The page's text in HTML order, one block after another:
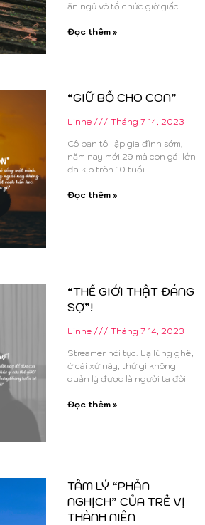
ăn ngủ vô tổ chức giờ giấc
Đọc thêm »
“GIỮ BỐ CHO CON”
Linne Tháng 7 14, 2023
Cô bạn tôi lập gia đình sớm,
năm nay mới 29 mà con gái lớn
đã kịp tròn 10 tuổi.
Đọc thêm »
“THẾ GIỚI THẬT ĐÁNG
SỢ”!
Linne Tháng 7 14, 2023
Streamer nói tục. Lạ lùng ghê,
ở cái xứ này, thứ gì không
quản lý được là người ta đòi
Đọc thêm »
TÂM LÝ “PHẢN
NGHỊCH” CỦA TRẺ VỊ
THÀNH NIÊN